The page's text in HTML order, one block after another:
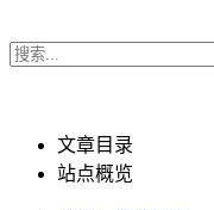
文章目录
站点概览